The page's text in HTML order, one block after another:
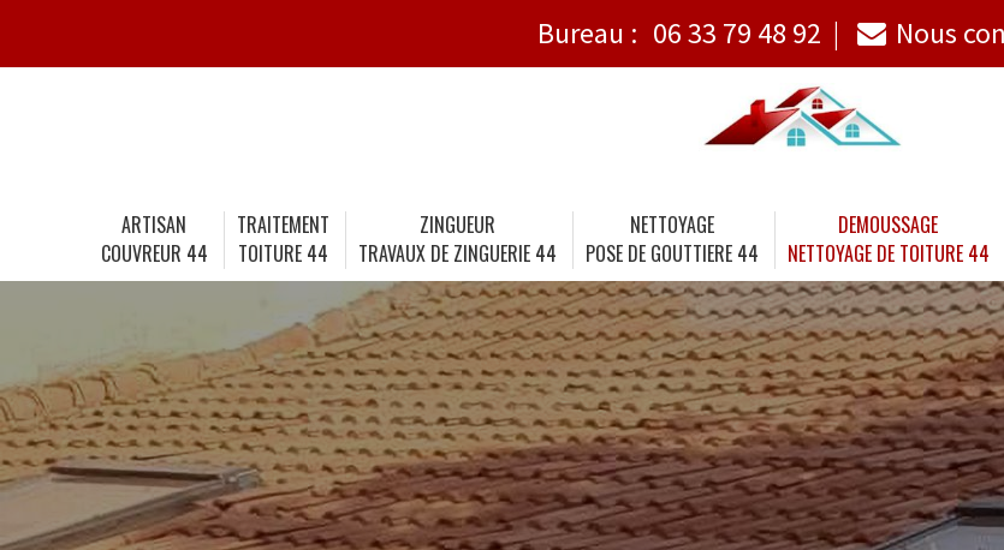
Bureau : 06 33 79 48 92 Nous
ARTISAN
COUVREUR 44
TRAITEMENT
TOITURE 44
ZINGUEUR
TRAVAUX DE ZINGUERIE 44
NETTOYAGE
POSE DE GOUTTIERE 44
DEMOUSSAGE
NETTOYAGE DE TOITURE 44